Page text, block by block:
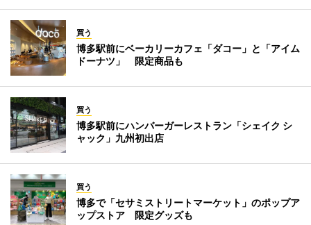
買う
博多駅前にベーカリーカフェ「ダコー」と「アイム
ドーナツ」 限定商品も
買う
博多駅前にハンバーガーレストラン「シェイク シ
ャック」九州初出店
買う
博多で「セサミストリートマーケット」のポップア
ップストア 限定グッズも